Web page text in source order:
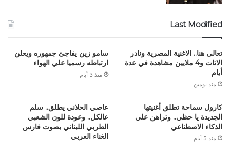
Last Modified
تعالى هنا.. الاغنية المصرية ونادر
الاتات و4 ملايين مشاهدة في عدة
أيام
منذ يومين
سامو زين يفاجئ جمهوره ويعلن
ارتباطه رسميا علي الهواء
منذ 3 أيام
كارول سماحة تطلق أغنيتها
الجديدة يا حظي.. وتراهن علي
الذكاء الاصطناعي
منذ 5 أيام
عاصي الحلاني يطلق.. سلم
عالكل.. وعودة للون الشعبي
الطربي اللبناني بصوت فارس
الغناء العربي